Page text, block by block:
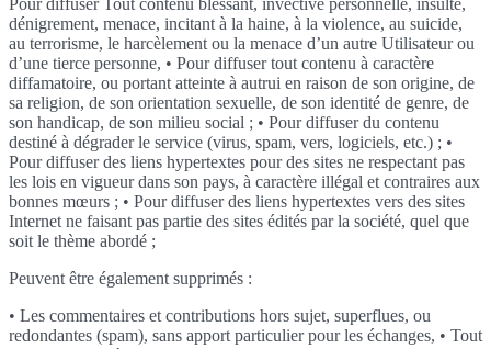
Pour diffuser Tout contenu blessant, invective personnelle, insulte,
dénigrement, menace, incitant à la haine, à la violence, au suicide,
au terrorisme, le harcèlement ou la menace d’un autre Utilisateur ou
d’une tierce personne, • Pour diffuser tout contenu à caractère
diffamatoire, ou portant atteinte à autrui en raison de son origine, de
sa religion, de son orientation sexuelle, de son identité de genre, de
son handicap, de son milieu social ; • Pour diffuser du contenu
destiné à dégrader le service (virus, spam, vers, logiciels, etc.) ; •
Pour diffuser des liens hypertextes pour des sites ne respectant pas
les lois en vigueur dans son pays, à caractère illégal et contraires aux
bonnes mœurs ; • Pour diffuser des liens hypertextes vers des sites
Internet ne faisant pas partie des sites édités par la société, quel que
soit le thème abordé ;
Peuvent être également supprimés :
• Les commentaires et contributions hors sujet, superflues, ou
redondantes (spam), sans apport particulier pour les échanges, • Tout